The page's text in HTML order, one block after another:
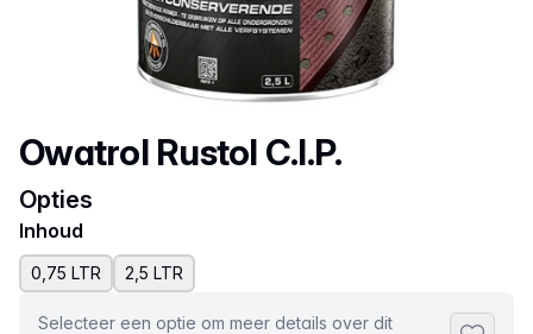
Productnaam
Owatrol Rustol C.I.P.
Opties
Inhoud
0,75 LTR 2,5 LTR
Selecteer een optie om meer details over dit